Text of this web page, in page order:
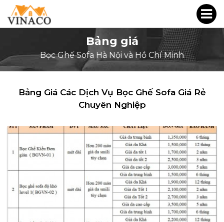
Bảng giá
Bọc Ghế Sofa Hà Nội và Hồ Chí Minh
Bảng Giá Các Dịch Vụ Bọc Ghế Sofa Giá Rẻ
Chuyên Nghiệp